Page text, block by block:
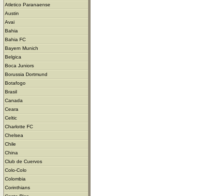
Atletico Paranaense
Austin
Avai
Bahia
Bahia FC
Bayern Munich
Belgica
Boca Juniors
Borussia Dortmund
Botafogo
Brasil
Canada
Ceara
Celtic
Charlotte FC
Chelsea
Chile
China
Club de Cuervos
Colo-Colo
Colombia
Corinthians